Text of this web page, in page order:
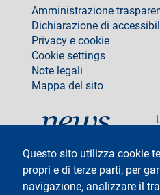
Questo sito utilizza cookie
propri e di terze parti, per
navigazione, analizzare il
footer
Amministrazione
Dichiarazione di
Privacy e cookie
Cookie settings
Note legali
Mappa del sito
social